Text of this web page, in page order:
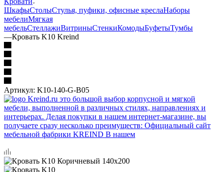
ШкафыСтолыСтулья, пуфики, офисные креслаНаборы
мебелиМягкая
мебельСтеллажиВитриныСтенкиКомодыБуфетыТумбы
—Кровать K10 Kreind
Артикул: K10-140-G-B05